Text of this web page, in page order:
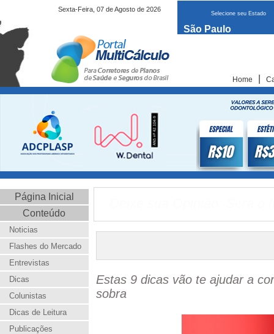
Selecione seu Estado
São Paulo
Home
Sexta-Feira, 07 de Agosto de 2026
Página Inicial
Conteúdo
Noticias
Flashes do Mercado
Entrevistas
Dicas
Colunistas
Dicas de Leitura
Publicações
Estas 9 dicas vão te ajudar a
sobra